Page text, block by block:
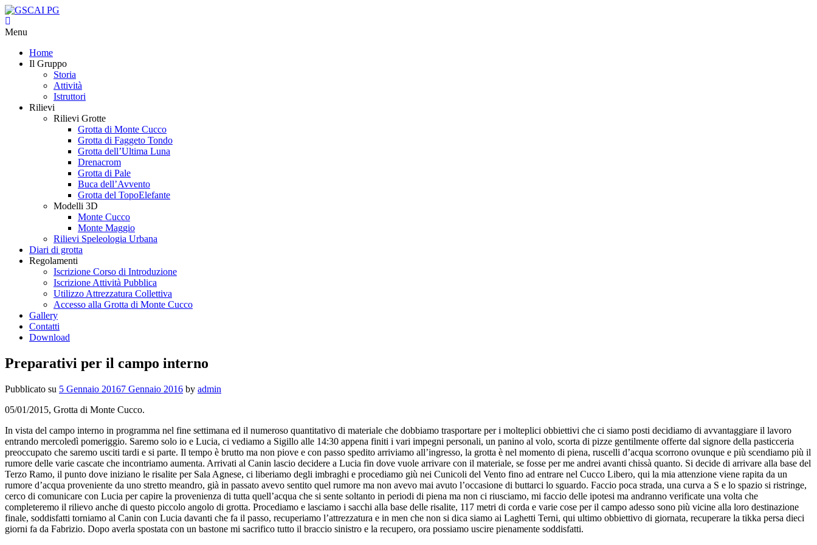
Menu
Home
Il Gruppo
Storia
Attività
Istruttori
Rilievi
Rilievi Grotte
Grotta di Monte Cucco
Grotta di Faggeto Tondo
Grotta dell’Ultima Luna
Drenacrom
Grotta di Pale
Buca dell’Avvento
Grotta del TopoElefante
Modelli 3D
Monte Cucco
Monte Maggio
Rilievi Speleologia Urbana
Diari di grotta
Regolamenti
Iscrizione Corso di Introduzione
Iscrizione Attività Pubblica
Utilizzo Attrezzatura Collettiva
Accesso alla Grotta di Monte Cucco
Gallery
Contatti
Download
Preparativi per il campo interno
Pubblicato su 5 Gennaio 20167 Gennaio 2016 by admin
05/01/2015, Grotta di Monte Cucco.
In vista del campo interno in programma nel fine settimana ed il numeroso quantitativo di materiale che dobbiamo trasportare per i molteplici obbiettivi che ci siamo posti decidiamo di avvantaggiare il lavoro
entrando mercoledì pomeriggio. Saremo solo io e Lucia, ci vediamo a Sigillo alle 14:30 appena finiti i vari impegni personali, un panino al volo, scorta di pizze gentilmente offerte dal signore della pasticceria
preoccupato che saremo usciti tardi e si parte. Il tempo è brutto ma non piove e con passo spedito arriviamo all’ingresso, la grotta è nel momento di piena, ruscelli d’acqua scorrono ovunque e più scendiamo più il
rumore delle varie cascate che incontriamo aumenta. Arrivati al Canin lascio decidere a Lucia fin dove vuole arrivare con il materiale, se fosse per me andrei avanti chissà quanto. Si decide di arrivare alla base del
Terzo Ramo, il punto dove iniziano le risalite per Sala Agnese, ci liberiamo degli imbraghi e procediamo giù nei Cunicoli del Vento fino ad entrare nel Cucco Libero, qui la mia attenzione viene rapita da un
rumore d’acqua proveniente da uno stretto meandro, già in passato avevo sentito quel rumore ma non avevo mai avuto l’occasione di buttarci lo sguardo. Faccio poca strada, una curva a S e lo spazio si ristringe,
cerco di comunicare con Lucia per capire la provenienza di tutta quell’acqua che si sente soltanto in periodi di piena ma non ci riusciamo, mi faccio delle ipotesi ma andranno verificate una volta che
completeremo il rilievo anche di questo piccolo angolo di grotta. Procediamo e lasciamo i sacchi alla base delle risalite, 117 metri di corda e varie cose per il campo adesso sono più vicine alla loro destinazione
finale, soddisfatti torniamo al Canin con Lucia davanti che fa il passo, recuperiamo l’attrezzatura e in men che non si dica siamo ai Laghetti Terni, qui ultimo obbiettivo di giornata, recuperare la tikka persa dieci
giorni fa da Fabrizio. Dopo averla spostata con un bastone mi sacrifico tutto il braccio sinistro e la recupero, ora possiamo uscire pienamente soddisfatti.